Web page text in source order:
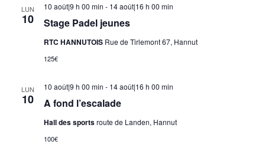
LUN
10 Stage Padel jeunes
10 août|9 h 00 min - 14 août|16 h 00 min
RTC HANNUTOIS Rue de Tirlemont 67, Hannut
125€
LUN
10 A fond l’escalade
10 août|9 h 00 min - 14 août|16 h 00 min
Hall des sportsroute de Landen, Hannut
100€